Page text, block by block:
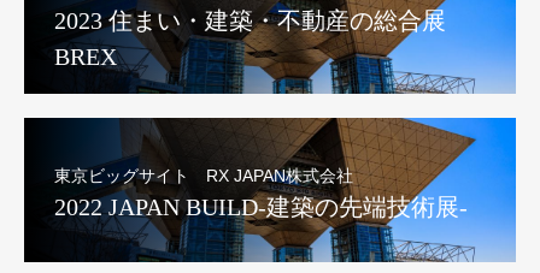
2023 住まい・建築・不動産の総合展
BREX
東京ビッグサイト RX JAPAN株式会社
2022 JAPAN BUILD-建築の先端技術展-